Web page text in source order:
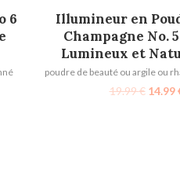
6
AJOUTER AU
Illumineur en
Champagne No.
Lumineux et
poudre de beauté ou argile ou
19.99€ 14.99